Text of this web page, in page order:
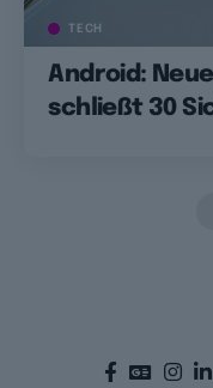
TECH
Android:
schließt 30